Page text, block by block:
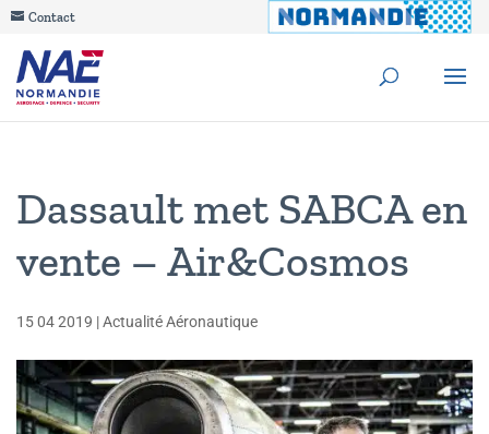
Contact
Dassault met SABCA en
vente – Air&Cosmos
15 04 2019 |Actualité Aéronautique